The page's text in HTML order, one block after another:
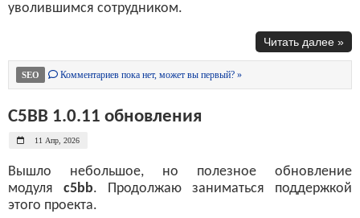
уволившимся сотрудником.
Читать далее »
SEO Комментариев пока нет, может вы первый? »
C5BB 1.0.11 обновления
11 Апр, 2026
Вышло небольшое, но полезное обновление
модуля c5bb. Продолжаю заниматься поддержкой
этого проекта.